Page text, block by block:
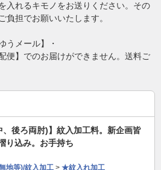
入れるキモノをお送りください。その
負担でお願いいたします。
うメール】・
便】でのお届けができません。送料ご
、後ろ両肘)】紋入加工料。新企画皆
り込み。お手持ち
地等)/紋入加工 > ★紋入れ加工